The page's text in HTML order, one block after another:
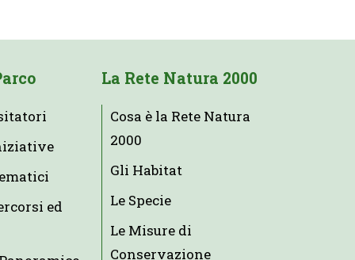
ed
La Rete Natura 2000
Cosa è la Rete Natura
2000
Gli Habitat
Le Specie
Le Misure di
Conservazione